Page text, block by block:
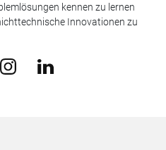
kennen zu lernen
Innovationen zu